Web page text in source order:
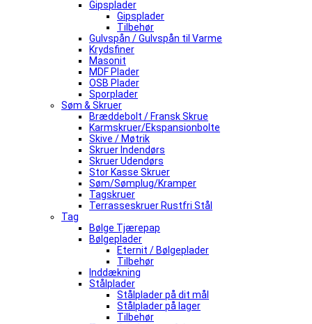
Gipsplader
Gipsplader
Tilbehør
Gulvspån / Gulvspån til Varme
Krydsfiner
Masonit
MDF Plader
OSB Plader
Sporplader
Søm & Skruer
Bræddebolt / Fransk Skrue
Karmskruer/Ekspansionbolte
Skive / Møtrik
Skruer Indendørs
Skruer Udendørs
Stor Kasse Skruer
Søm/Sømplug/Kramper
Tagskruer
Terrasseskruer Rustfri Stål
Tag
Bølge Tjærepap
Bølgeplader
Eternit / Bølgeplader
Tilbehør
Inddækning
Stålplader
Stålplader på dit mål
Stålplader på lager
Tilbehør